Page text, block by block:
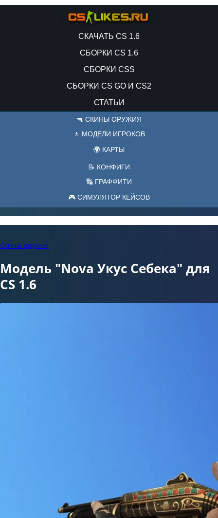
СКАЧАТЬ CS 1.6
СБОРКИ CS 1.6
СБОРКИ CSS
СБОРКИ CS GO И CS2
СТАТЬИ
🔫 СКИНЫ ОРУЖИЯ
🚶 МОДЕЛИ ИГРОКОВ
🌍 КАРТЫ
📝 КОНФИГИ
🔣 ГРАФФИТИ
🎮 СИМУЛЯТОР КЕЙСОВ
Скины оружия
Модель "Nova Укус Себека" для
CS 1.6